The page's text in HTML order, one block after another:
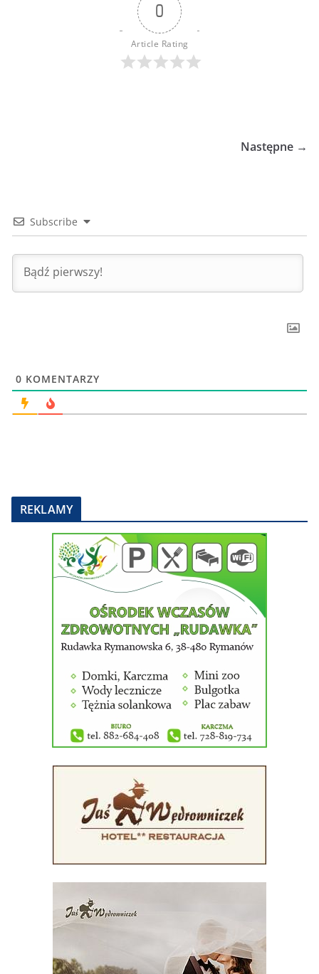
0
Article Rating
Następne →
Subscribe
0 KOMENTARZY
REKLAMY